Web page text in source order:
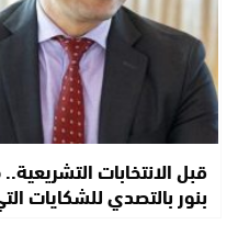
قبل الانتخابات
بنور بالتصدي للشكايات